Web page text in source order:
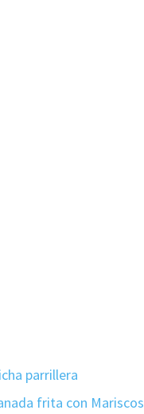
parrillera
frita con Mariscos